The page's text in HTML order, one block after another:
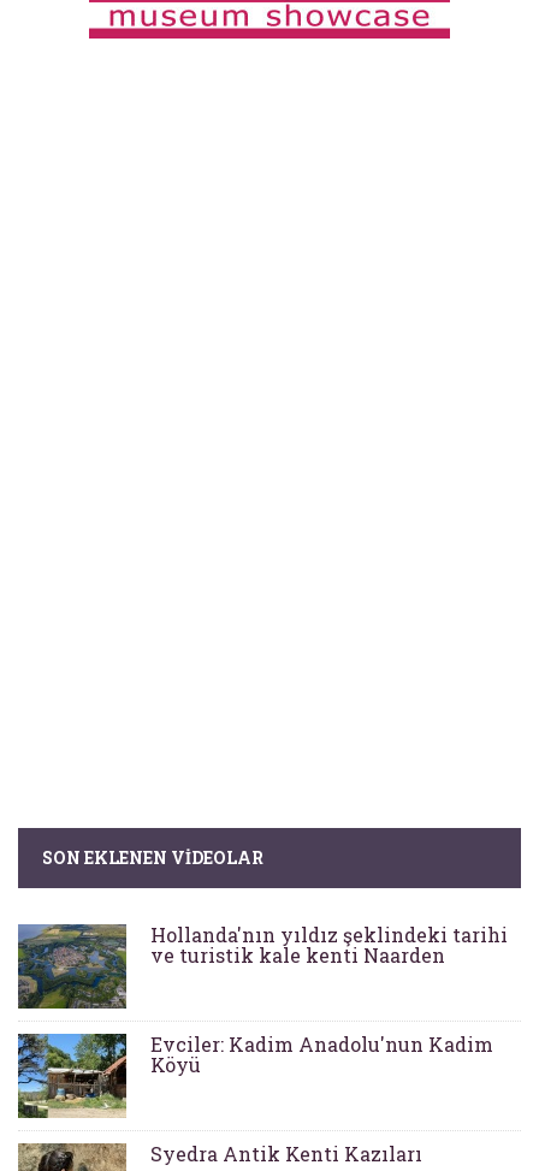
SON EKLENEN VIDEOLAR
Hollanda'nın yıldız şeklindeki tarihi
ve turistik kale kenti Naarden
Evciler: Kadim Anadolu'nun Kadim
Köyü
Syedra Antik Kenti Kazıları